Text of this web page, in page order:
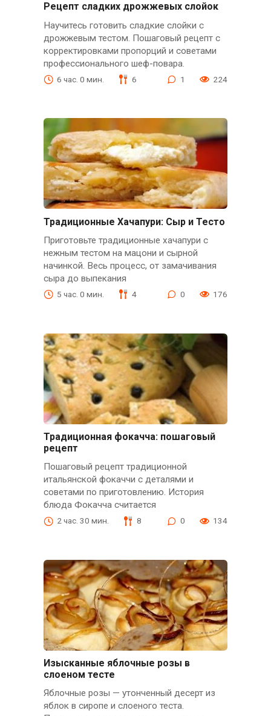
Рецепт сладких дрожжевых слойок
Научитесь готовить сладкие слойки с
дрожжевым тестом. Пошаговый рецепт с
корректировками пропорций и советами
профессионального шеф-повара.
6 час. 0 мин. 6 1 224
Традиционные Хачапури: Сыр и Тесто
Приготовьте традиционные хачапури с
нежным тестом на мацони и сырной
начинкой. Весь процесс, от замачивания
сыра до выпекания
5 час. 0 мин. 4 0 176
Традиционная фокачча: пошаговый
рецепт
Пошаговый рецепт традиционной
итальянской фокаччи с деталями и
советами по приготовлению. История
блюда Фокачча считается
2 час. 30 мин. 8 0 134
Изысканные яблочные розы в
слоеном тесте
Яблочные розы — утонченный десерт из
яблок в сиропе и слоеного теста.